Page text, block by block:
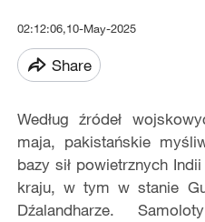
02:12:06,10-May-2025
Share
Według źródeł
maja, pakistańskie
bazy sił powietrznych
kraju, w tym w stanie
Dźalandharze.